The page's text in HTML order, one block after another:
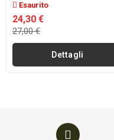
Esaurito
24,30 €
27,00 €
Dettagli